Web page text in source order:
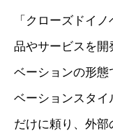
「クローズドイ
品やサービスを開
ベーションの形態
ベーションスタ
だけに頼り、外部